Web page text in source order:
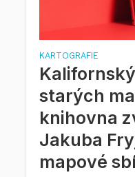
KARTOGRAFIE
starých
knihovna
Jakuba
mapové